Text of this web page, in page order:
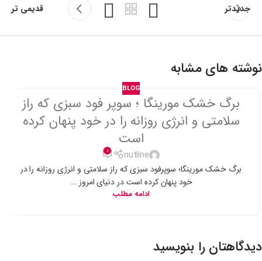
جدیدتر قدیمی تر
نوشته های مشابه
BLOG
برگ خشک مورینگا ؛ سوپر فود سبزی که راز
سلامتی و انرژی روزانه را در خود پنهان کرده
است
nutline
0
برگ خشک مورینگا؛ سوپرفود سبزی که راز سلامتی و انرژی روزانه را در
خود پنهان کرده است در دنیای امروز ...
ادامه مطلب
دیدگاهتان را بنویسید